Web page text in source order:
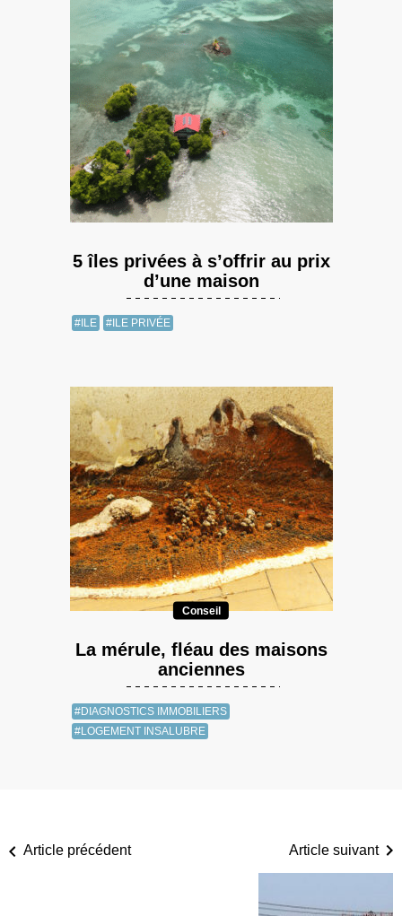
5 îles privées à s’offrir au prix
d’une maison
#ILE #ILE PRIVÉE
Conseil
La mérule, fléau des maisons
anciennes
#DIAGNOSTICS IMMOBILIERS
#LOGEMENT INSALUBRE
Article précédent Article suivant